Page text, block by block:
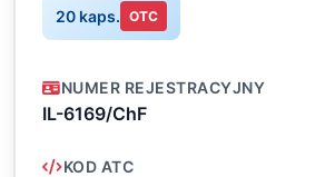
20 kaps. OTC
NUMER REJESTRACYJNY
IL-6169/ChF
KOD ATC